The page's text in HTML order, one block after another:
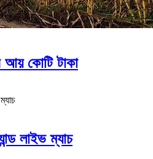
আয় কোটি টাকা
লাইভ ম্যাচ